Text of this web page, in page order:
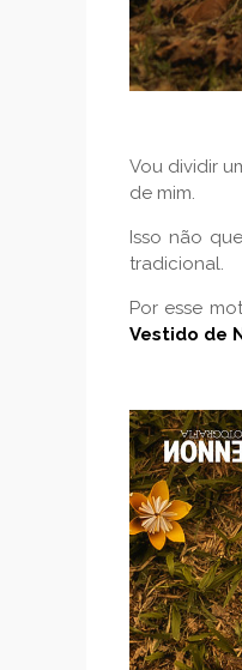
Vou dividir
de mim.
Isso não
tradicional.
Por esse
Vestido de